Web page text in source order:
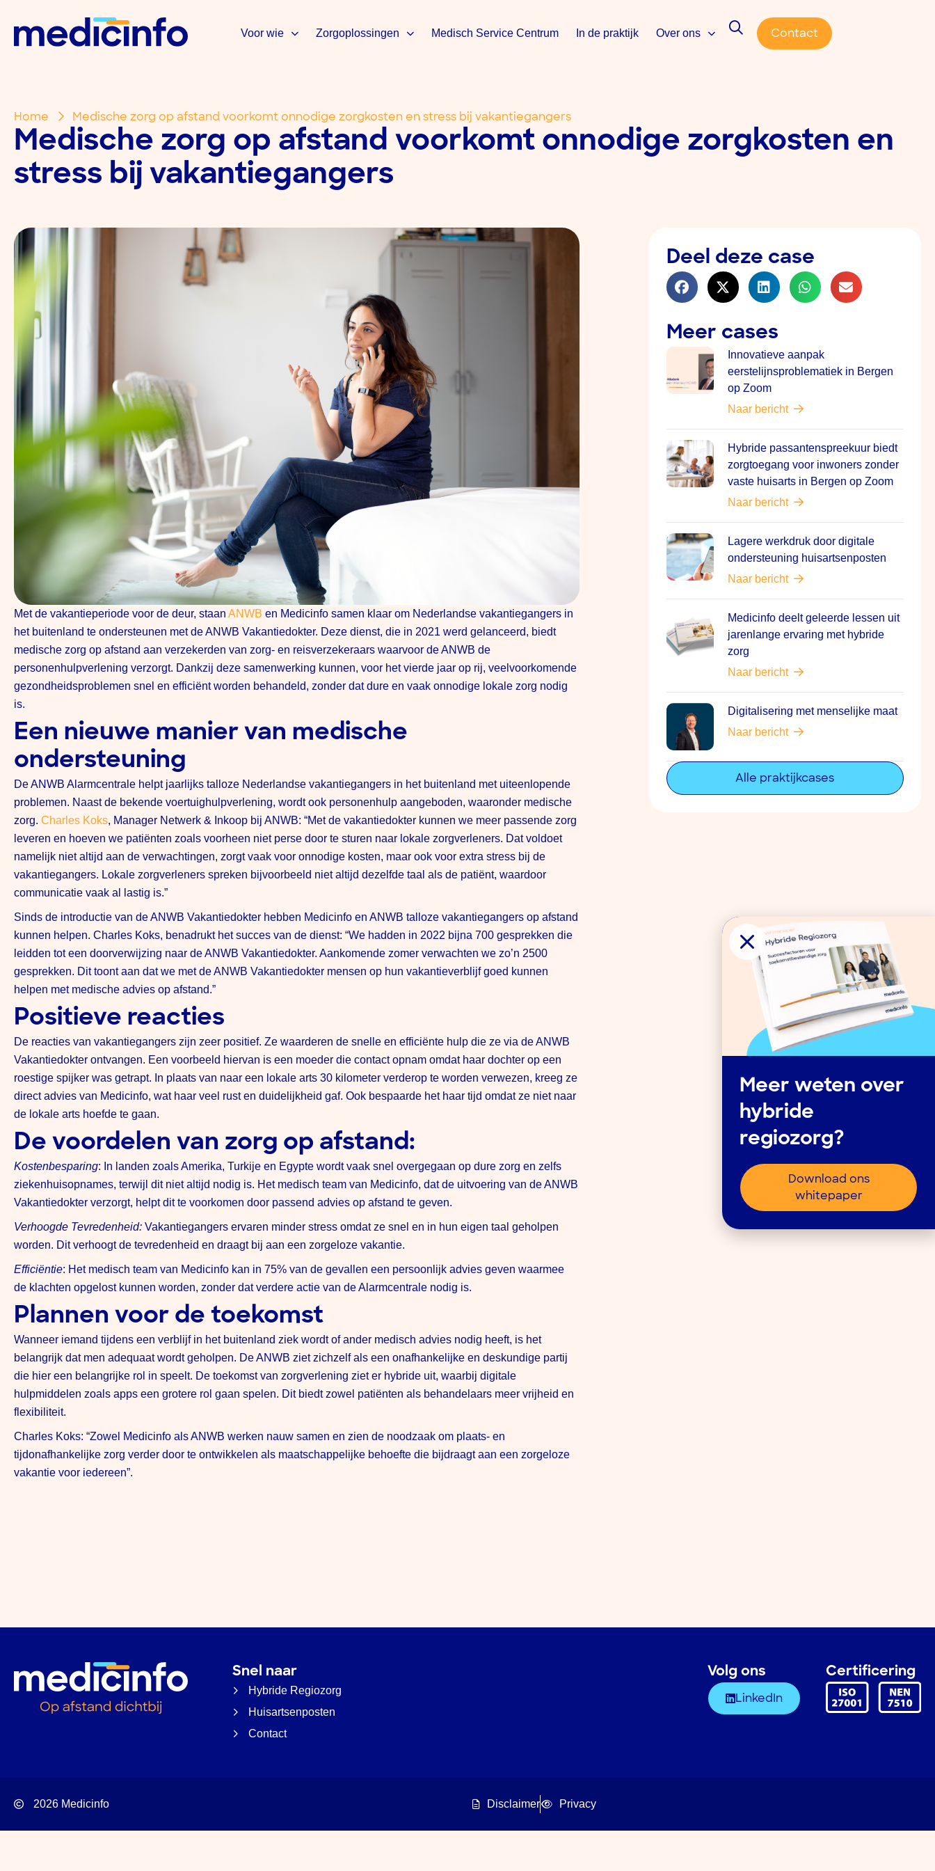
Voor wie Zorgoplossingen Medisch Service Centrum In de praktijk Over ons Contact
Home Medische zorg op afstand voorkomt onnodige zorgkosten en stress bij vakantiegangers
Medische zorg op afstand voorkomt onnodige zorgkosten en
stress bij vakantiegangers
Met de vakantieperiode voor de deur, staan ANWB en Medicinfo samen klaar om Nederlandse vakantiegangers in
het buitenland te ondersteunen met de ANWB Vakantiedokter. Deze dienst, die in 2021 werd gelanceerd, biedt
medische zorg op afstand aan verzekerden van zorg- en reisverzekeraars waarvoor de ANWB de
personenhulpverlening verzorgt. Dankzij deze samenwerking kunnen, voor het vierde jaar op rij, veelvoorkomende
gezondheidsproblemen snel en efficiënt worden behandeld, zonder dat dure en vaak onnodige lokale zorg nodig
is.
Een nieuwe manier van medische
ondersteuning
De ANWB Alarmcentrale helpt jaarlijks talloze Nederlandse vakantiegangers in het buitenland met uiteenlopende
problemen. Naast de bekende voertuighulpverlening, wordt ook personenhulp aangeboden, waaronder medische
zorg. Charles Koks, Manager Netwerk & Inkoop bij ANWB: “Met de vakantiedokter kunnen we meer passende zorg
leveren en hoeven we patiënten zoals voorheen niet perse door te sturen naar lokale zorgverleners. Dat voldoet
namelijk niet altijd aan de verwachtingen, zorgt vaak voor onnodige kosten, maar ook voor extra stress bij de
vakantiegangers. Lokale zorgverleners spreken bijvoorbeeld niet altijd dezelfde taal als de patiënt, waardoor
communicatie vaak al lastig is.”
Sinds de introductie van de ANWB Vakantiedokter hebben Medicinfo en ANWB talloze vakantiegangers op afstand
kunnen helpen. Charles Koks, benadrukt het succes van de dienst: “We hadden in 2022 bijna 700 gesprekken die
leidden tot een doorverwijzing naar de ANWB Vakantiedokter. Aankomende zomer verwachten we zo’n 2500
gesprekken. Dit toont aan dat we met de ANWB Vakantiedokter mensen op hun vakantieverblijf goed kunnen
helpen met medische advies op afstand.”
Positieve reacties
De reacties van vakantiegangers zijn zeer positief. Ze waarderen de snelle en efficiënte hulp die ze via de ANWB
Vakantiedokter ontvangen. Een voorbeeld hiervan is een moeder die contact opnam omdat haar dochter op een
roestige spijker was getrapt. In plaats van naar een lokale arts 30 kilometer verderop te worden verwezen, kreeg ze
direct advies van Medicinfo, wat haar veel rust en duidelijkheid gaf. Ook bespaarde het haar tijd omdat ze niet naar
de lokale arts hoefde te gaan.
De voordelen van zorg op afstand:
Kostenbesparing: In landen zoals Amerika, Turkije en Egypte wordt vaak snel overgegaan op dure zorg en zelfs
ziekenhuisopnames, terwijl dit niet altijd nodig is. Het medisch team van Medicinfo, dat de uitvoering van de ANWB
Vakantiedokter verzorgt, helpt dit te voorkomen door passend advies op afstand te geven.
Verhoogde Tevredenheid: Vakantiegangers ervaren minder stress omdat ze snel en in hun eigen taal geholpen
worden. Dit verhoogt de tevredenheid en draagt bij aan een zorgeloze vakantie.
Efficiëntie: Het medisch team van Medicinfo kan in 75% van de gevallen een persoonlijk advies geven waarmee
de klachten opgelost kunnen worden, zonder dat verdere actie van de Alarmcentrale nodig is.
Plannen voor de toekomst
Wanneer iemand tijdens een verblijf in het buitenland ziek wordt of ander medisch advies nodig heeft, is het
belangrijk dat men adequaat wordt geholpen. De ANWB ziet zichzelf als een onafhankelijke en deskundige partij
die hier een belangrijke rol in speelt. De toekomst van zorgverlening ziet er hybride uit, waarbij digitale
hulpmiddelen zoals apps een grotere rol gaan spelen. Dit biedt zowel patiënten als behandelaars meer vrijheid en
flexibiliteit.
Charles Koks: “Zowel Medicinfo als ANWB werken nauw samen en zien de noodzaak om plaats- en
tijdonafhankelijke zorg verder door te ontwikkelen als maatschappelijke behoefte die bijdraagt aan een zorgeloze
vakantie voor iedereen”.
Deel deze case
Meer cases
Innovatieve aanpak
eerstelijnsproblematiek in Bergen
op Zoom
Naar bericht
Hybride passantenspreekuur biedt
zorgtoegang voor inwoners zonder
vaste huisarts in Bergen op Zoom
Naar bericht
Lagere werkdruk door digitale
ondersteuning huisartsenposten
Naar bericht
Medicinfo deelt geleerde lessen uit
jarenlange ervaring met hybride
zorg
Naar bericht
Digitalisering met menselijke maat
Naar bericht
Alle praktijkcases
Snel naar
Hybride Regiozorg
Huisartsenposten
Contact
Volg ons
LinkedIn
Certificering
2026 Medicinfo Disclaimer Privacy
Meer weten over
hybride
regiozorg?
Download ons
whitepaper